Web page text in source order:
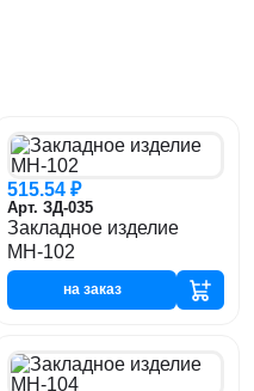
515.54 ₽
Арт. ЗД-035
Закладное изделие
МН-102
на заказ